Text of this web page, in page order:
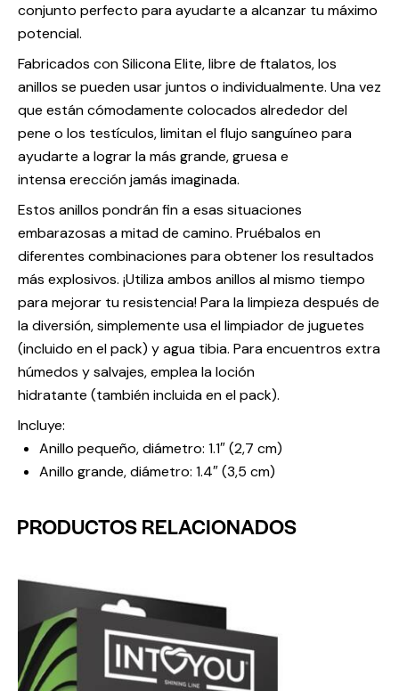
conjunto perfecto para ayudarte a alcanzar tu máximo
potencial.
Fabricados con Silicona Elite, libre de ftalatos, los
anillos se pueden usar juntos o individualmente. Una vez
que están cómodamente colocados alrededor del
pene o los testículos, limitan el flujo sanguíneo para
ayudarte a lograr la más grande, gruesa e
intensa erección jamás imaginada.
Estos anillos pondrán fin a esas situaciones
embarazosas a mitad de camino. Pruébalos en
diferentes combinaciones para obtener los resultados
más explosivos. ¡Utiliza ambos anillos al mismo tiempo
para mejorar tu resistencia! Para la limpieza después de
la diversión, simplemente usa el limpiador de juguetes
(incluido en el pack) y agua tibia. Para encuentros extra
húmedos y salvajes, emplea la loción
hidratante (también incluida en el pack).
Incluye:
Anillo pequeño, diámetro: 1.1″ (2,7 cm)
Anillo grande, diámetro: 1.4″ (3,5 cm)
PRODUCTOS RELACIONADOS